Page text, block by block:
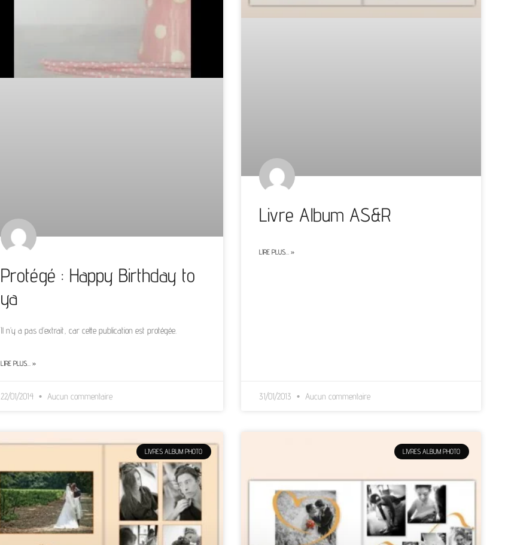
Protégé : Happy Birthday to
ya
Il n’y a pas d’extrait, car cette publication est protégée.
LIRE PLUS… »
22/01/2014 Aucun commentaire
Livre Album AS&R
LIRE PLUS… »
31/01/2013 Aucun commentaire
LIVRES ALBUM PHOTO LIVRES ALBUM PHOTO